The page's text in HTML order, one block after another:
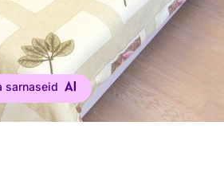
sarnaseid